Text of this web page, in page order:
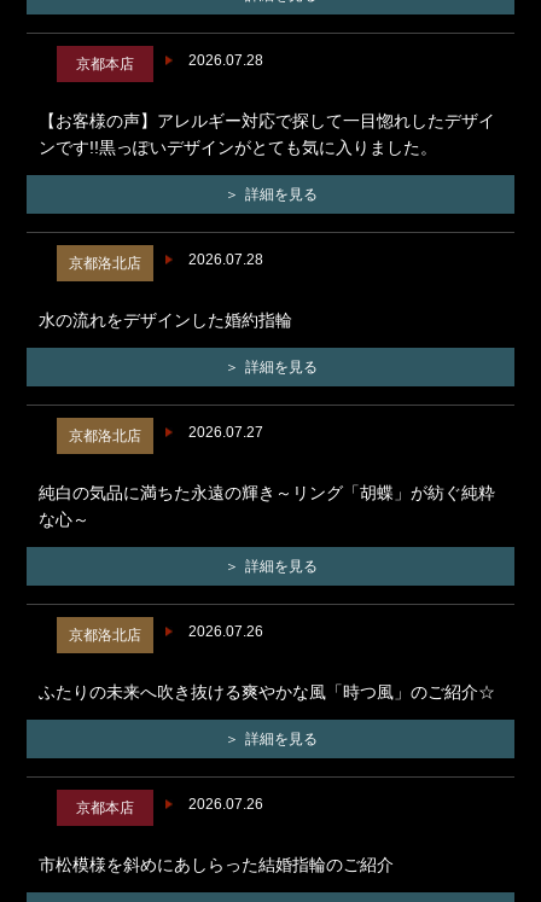
2026.07.28
京都本店
【お客様の声】アレルギー対応で探して一目惚れしたデザイ
ンです!!黒っぽいデザインがとても気に入りました。
詳細を見る
2026.07.28
京都洛北店
水の流れをデザインした婚約指輪
詳細を見る
2026.07.27
京都洛北店
純白の気品に満ちた永遠の輝き～リング「胡蝶」が紡ぐ純粋
な心～
詳細を見る
2026.07.26
京都洛北店
ふたりの未来へ吹き抜ける爽やかな風「時つ風」のご紹介☆
詳細を見る
2026.07.26
京都本店
市松模様を斜めにあしらった結婚指輪のご紹介